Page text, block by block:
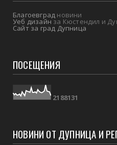
Благоевград новини
Уеб дизайнза Кюстендил и
Сайт за град Дупница
ПОСЕЩЕНИЯ
21 88131
НОВИНИ ОТ ДУПНИЦА И